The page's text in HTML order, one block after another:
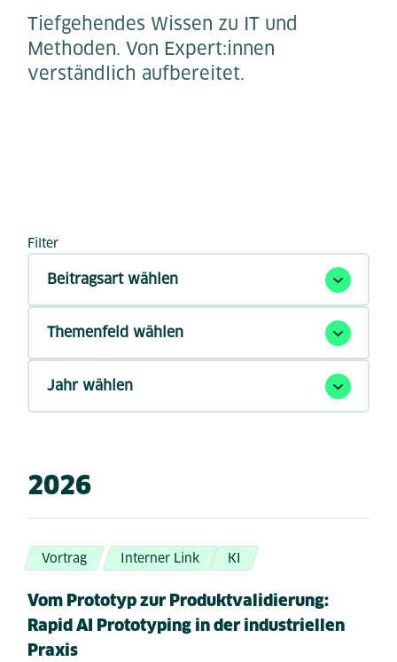
Tiefgehendes Wissen zu IT und
Methoden. Von Expert:innen
verständlich aufbereitet.
Filter
Beitragsart wählen
Themenfeld wählen
Jahr wählen
2026
Vortrag Interner Link KI
Vom Prototyp zur Produktvalidierung:
Rapid AI Prototyping in der industriellen
Praxis